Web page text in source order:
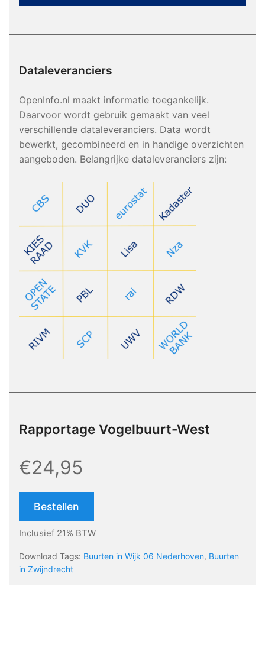
Dataleveranciers
OpenInfo.nl maakt informatie toegankelijk.
Daarvoor wordt gebruik gemaakt van veel
verschillende dataleveranciers. Data wordt
bewerkt, gecombineerd en in handige overzichten
aangeboden. Belangrijke dataleveranciers zijn:
Rapportage Vogelbuurt-West
€24,95
Bestellen
Inclusief 21% BTW
Download Tags: Buurten in Wijk 06 Nederhoven, Buurten
in Zwijndrecht